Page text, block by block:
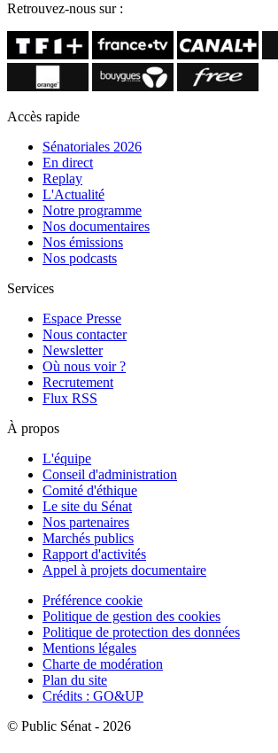
Retrouvez-nous sur :
Accès rapide
Sénatoriales 2026
En direct
Replay
L'Actualité
Notre programme
Nos documentaires
Nos émissions
Nos podcasts
Services
Espace Presse
Nous contacter
Newsletter
Où nous voir ?
Recrutement
Flux RSS
À propos
L'équipe
Conseil d'administration
Comité d'éthique
Le site du Sénat
Nos partenaires
Marchés publics
Rapport d'activités
Appel à projets documentaire
Préférence cookie
Politique de gestion des cookies
Politique de protection des données
Mentions légales
Charte de modération
Plan du site
Crédits : GO&UP
© Public Sénat - 2026